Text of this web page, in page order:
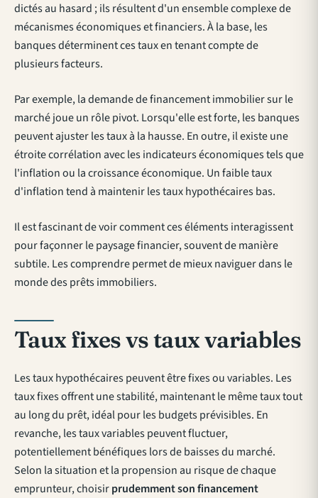
dictés au hasard ; ils résultent d'un ensemble complexe de
mécanismes économiques et financiers. À la base, les
banques déterminent ces taux en tenant compte de
plusieurs facteurs.
Par exemple, la demande de financement immobilier sur le
marché joue un rôle pivot. Lorsqu'elle est forte, les banques
peuvent ajuster les taux à la hausse. En outre, il existe une
étroite corrélation avec les indicateurs économiques tels que
l'inflation ou la croissance économique. Un faible taux
d'inflation tend à maintenir les taux hypothécaires bas.
Il est fascinant de voir comment ces éléments interagissent
pour façonner le paysage financier, souvent de manière
subtile. Les comprendre permet de mieux naviguer dans le
monde des prêts immobiliers.
Taux fixes vs taux variables
Les taux hypothécaires peuvent être fixes ou variables. Les
taux fixes offrent une stabilité, maintenant le même taux tout
au long du prêt, idéal pour les budgets prévisibles. En
revanche, les taux variables peuvent fluctuer,
potentiellement bénéfiques lors de baisses du marché.
Selon la situation et la propension au risque de chaque
emprunteur, choisirprudemment son financement